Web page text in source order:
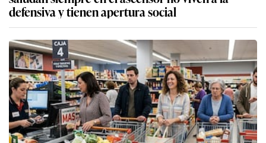
defensiva y tienen apertura social